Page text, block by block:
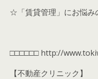
☆「賃貸管理」にお悩み
□□□□□□ http://
【不動産クリニック】